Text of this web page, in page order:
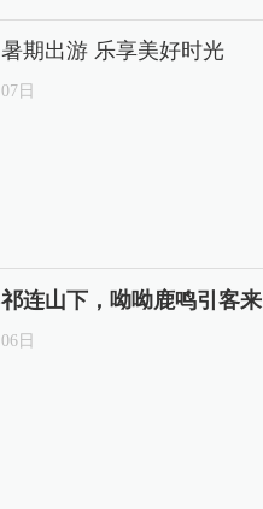
暑期出游 乐享美好时光
07日
祁连山下，呦呦鹿鸣引客来
06日